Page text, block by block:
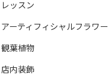
レッスン
アーティフィシャルフラワー
観葉植物
店内装飾